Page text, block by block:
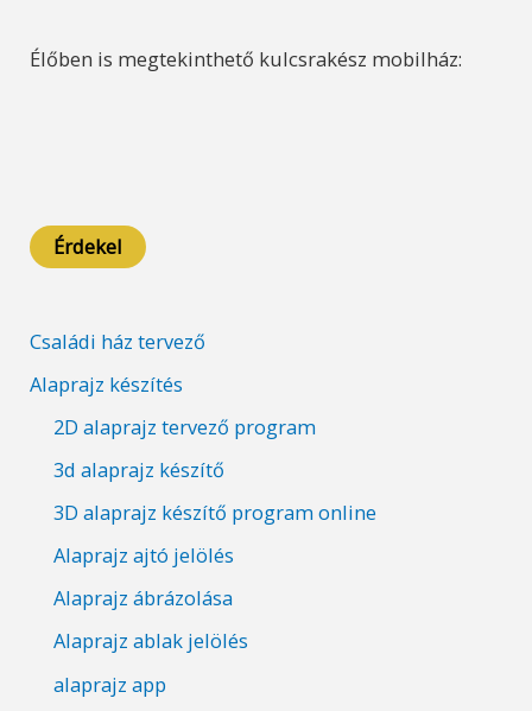
Élőben is megtekinthető kulcsrakész mobilház:
Érdekel
Családi ház tervező
Alaprajz készítés
2D alaprajz tervező program
3d alaprajz készítő
3D alaprajz készítő program online
Alaprajz ajtó jelölés
Alaprajz ábrázolása
Alaprajz ablak jelölés
alaprajz app